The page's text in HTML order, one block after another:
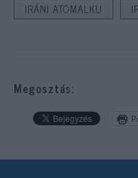
IRÁNI ATOMALKU
Megosztás: